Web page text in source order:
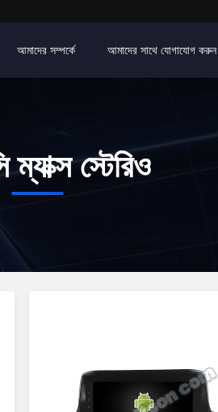
আমাদের সম্পর্কে আমাদের সাথে যোগাযোগ করুন
ম্যাক্স স্টেরিও